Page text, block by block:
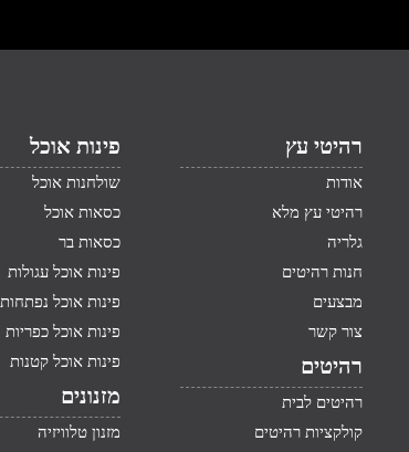
רהיטי עץ
אודות
רהיטי עץ מלא
גלריה
חנות רהיטים
מבצעים
צור קשר
רהיטים
רהיטים לבית
קולקציות רהיטים
פינות אוכל
שולחנות אוכל
כסאות אוכל
כסאות בר
פינות אוכל עגולות
פינות אוכל נפתחות
פינות אוכל כפריות
פינות אוכל קטנות
מזנונים
מזנון טלוויזיה